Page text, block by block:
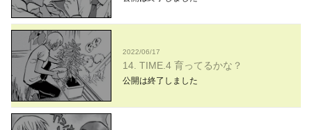
2022/06/17
14. TIME.4 育ってるかな？
公開は終了しました